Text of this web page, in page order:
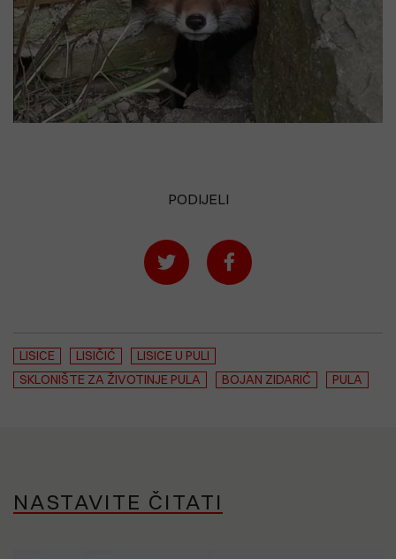
PODIJELI
LISICE LISIČIĆ
LISICE U PULI
SKLONIŠTE ZA ŽIVOTINJE PULA
BOJAN ZIDARIĆ PULA
NASTAVITE ČITATI